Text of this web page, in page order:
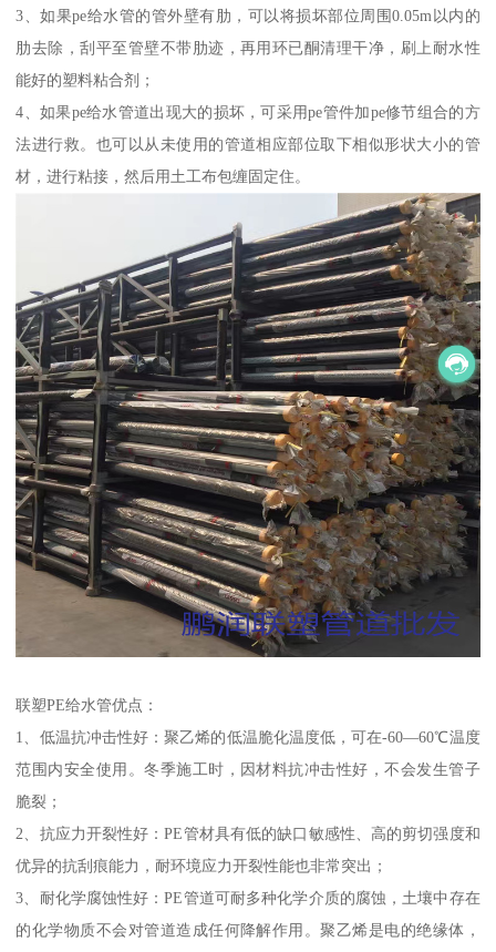
3、如果pe给水管的管外壁有肋，可以将损坏部位周围0.05m以内的
肋去除，刮平至管壁不带肋迹，再用环已酮清理干净，刷上耐水性
能好的塑料粘合剂；
4、如果pe给水管道出现大的损坏，可采用pe管件加pe修节组合的方
法进行救。也可以从未使用的管道相应部位取下相似形状大小的管
材，进行粘接，然后用土工布包缠固定住。
联塑PE给水管优点：
1、低温抗冲击性好：聚乙烯的低温脆化温度低，可在-60—60℃温度
范围内安全使用。冬季施工时，因材料抗冲击性好，不会发生管子
脆裂；
2、抗应力开裂性好：PE管材具有低的缺口敏感性、高的剪切强度和
优异的抗刮痕能力，耐环境应力开裂性能也非常突出；
3、耐化学腐蚀性好：PE管道可耐多种化学介质的腐蚀，土壤中存在
的化学物质不会对管道造成任何降解作用。聚乙烯是电的绝缘体，